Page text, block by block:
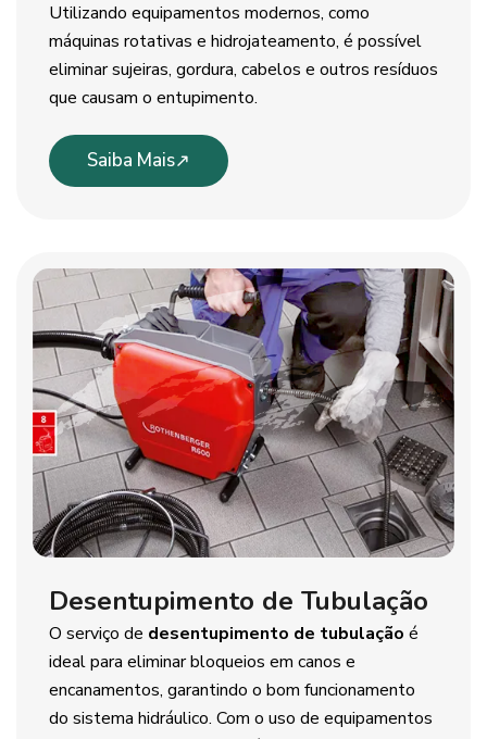
Utilizando equipamentos modernos, como
máquinas rotativas e hidrojateamento, é possível
eliminar sujeiras, gordura, cabelos e outros resíduos
que causam o entupimento.
Saiba Mais
Desentupimento de Tubulação
O serviço de desentupimento de tubulação é
ideal para eliminar bloqueios em canos e
encanamentos, garantindo o bom funcionamento
do sistema hidráulico. Com o uso de equipamentos